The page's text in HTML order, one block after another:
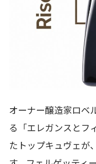
オーナー醸造家ロベ
る「エレガンスとフ
たトップキュヴェが